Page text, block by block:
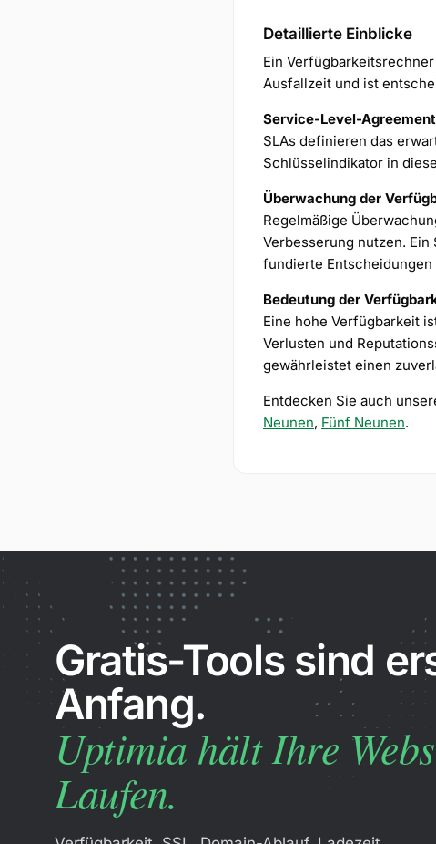
Detaillierte Einblicke
Ein
Ausfallzeit und ist
Service-Level-
SLAs definieren das
Schlüsselindikator in
Überwachung der
Regelmäßige
Verbesserung nutzen.
fundierte
Bedeutung der
Eine hohe Verfügbarkeit
Verlusten und
gewährleistet einen
Entdecken Sie auch
Neunen, Fünf Neunen.
Gratis-Tools sind
Anfang.
Uptimia hält Ihre
Laufen.